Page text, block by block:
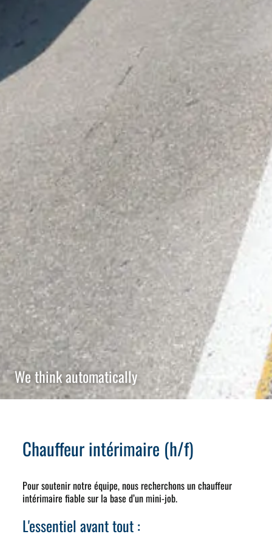
We think automatically
Chauffeur intérimaire (h/f)
Pour soutenir notre équipe, nous recherchons un chauffeur
intérimaire fiable sur la base d’un mini-job.
L'essentiel avant tout :